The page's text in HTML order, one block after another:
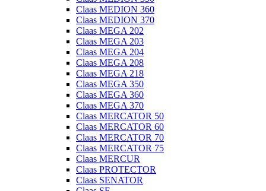
Claas MEDION 360
Claas MEDION 370
Claas MEGA 202
Claas MEGA 203
Claas MEGA 204
Claas MEGA 208
Claas MEGA 218
Claas MEGA 350
Claas MEGA 360
Claas MEGA 370
Claas MERCATOR 50
Claas MERCATOR 60
Claas MERCATOR 70
Claas MERCATOR 75
Claas MERCUR
Claas PROTECTOR
Claas SENATOR